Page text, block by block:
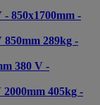
- 850x1700mm -
850mm 289kg -
380 V -
2000mm 405kg -